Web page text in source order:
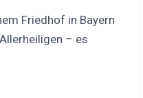
Friedhof in Bayern
– es